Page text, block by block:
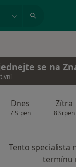
se na
Dnes
7 Srpen
Zítra
8 Srpen
Tento specialista
termínu